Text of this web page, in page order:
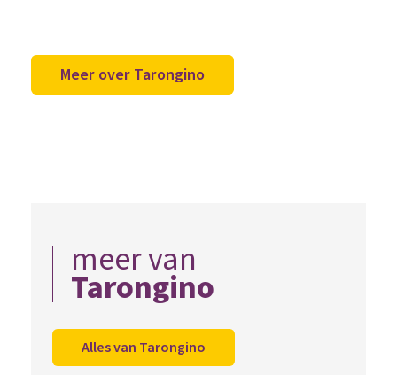
Meer over Tarongino
meer van
Tarongino
Alles van Tarongino